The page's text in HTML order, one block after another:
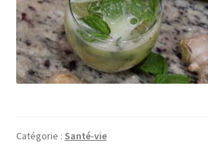
Catégorie : Santé-vie